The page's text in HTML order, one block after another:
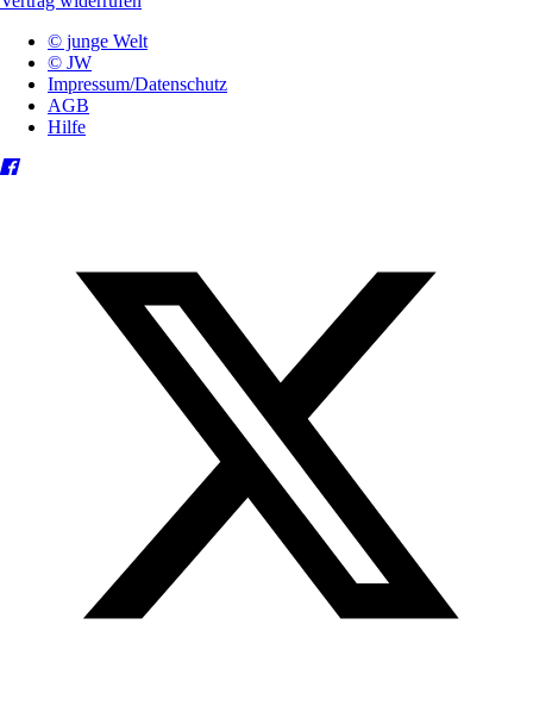
© junge Welt
© JW
Impressum/Datenschutz
AGB
Hilfe